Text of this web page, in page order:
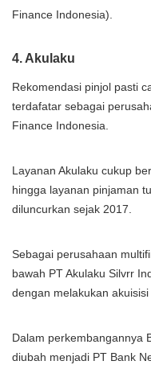
Finance Indonesia).
4. Akulaku
Rekomendasi pinjol pasti
terdafatar sebagai
Finance Indonesia.
Layanan Akulaku cukup
hingga layanan pinjaman
diluncurkan sejak 2017.
Sebagai perusahaan
bawah PT Akulaku Silvrr
dengan melakukan
Dalam perkembangannya
diubah menjadi PT Bank